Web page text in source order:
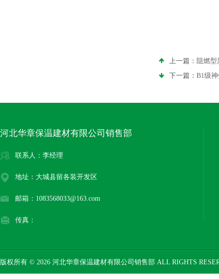
上一篇： 阻燃
下一篇： B1级
河北华章保温建材有限公司销售部
联系人：李经理
地址：大城县留各装开发区
邮箱：1083568033@163.com
传真：
版权所有 © 2026 河北华章保温建材有限公司销售部 ALL RIGHTS